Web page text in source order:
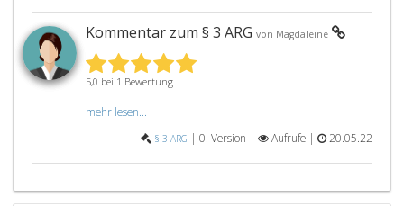
ist.
Ausfallstage
einschließenden
Wochen
verteilt
4,
Absatz
3
Kommentar zum § 3 ARG von Magdaleine
5,0 bei 1 Bewertung
mehr lesen...
§ 3 ARG | 0. Version | Aufrufe | 20.05.22